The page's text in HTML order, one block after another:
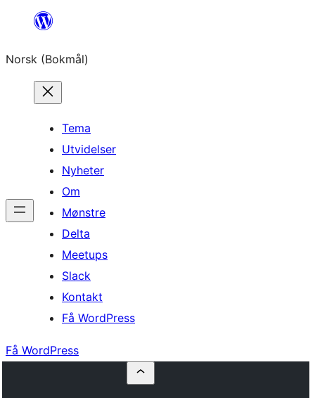
Hopp
innhold
Norsk (Bokmål)
Tema
Utvidelser
Nyheter
Om
Mønstre
Delta
Meetups
Slack
Kontakt
Få WordPress
Få WordPress